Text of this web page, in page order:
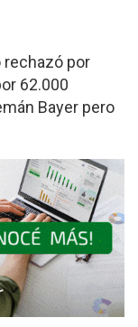
rechazó por
62.000
Bayer pero